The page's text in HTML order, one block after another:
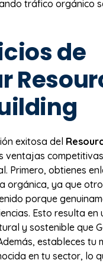
tráfico orgánico
de
exitosa del
ventajas
Primero, obtienes
orgánica, ya que
porque
Esto resulta en
y sostenible que
estableces tu
en tu sector, lo